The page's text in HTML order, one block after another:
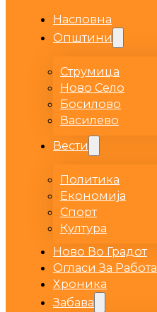
Насловна
Општини
Струмица
Ново Село
Босилово
Василево
Вести
Политика
Економија
Спорт
Култура
Ново Во Градот
Огласи За Работа
Хроника
Забава